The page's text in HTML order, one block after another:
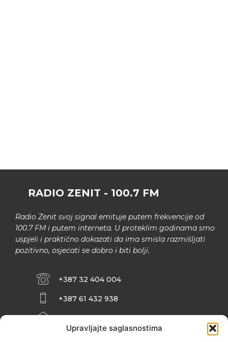
Upravljajte saglasnostima
RADIO ZENIT - 100.7 FM
Radio Zenit svoj signal emituje putem frekvencije od
100.7 FM i putem interneta. U proteklim godinama smo
uspjeli i praktično dokazati da ima smisla razmišljati
pozitivno, osjećati se dobro i biti bolji.
+387 32 404 004
+387 61 432 938
INFO@ZENIT.BA